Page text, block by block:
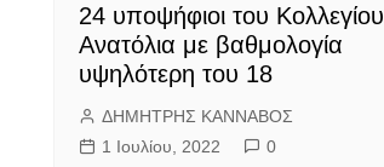
24 υποψήφιοι του Κολλεγίου
Ανατόλια με βαθμολογία
υψηλότερη του 18
ΔΗΜΗΤΡΗΣ ΚΑΝΝΑΒΟΣ
1 Ιουλίου, 2022
0